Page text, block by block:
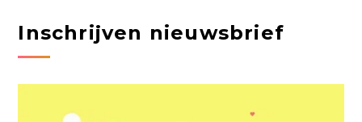
Inschrijven nieuwsbrief